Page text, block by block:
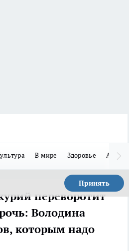
В мире Здоровье Авто
Принять
переворотит
Володина
которым надо